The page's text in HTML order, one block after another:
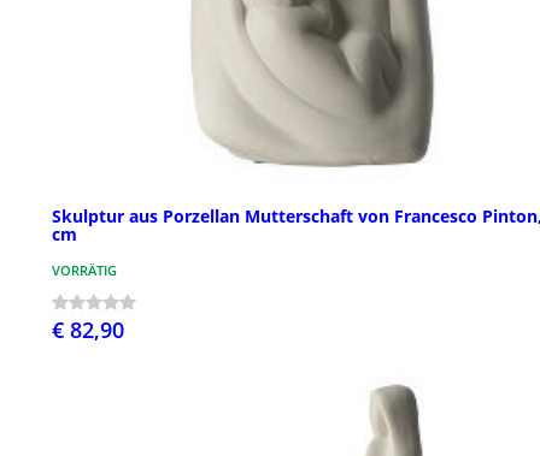
Skulptur aus Porzellan Mutterschaft von Francesco
cm
VORRÄTIG
€ 82,90